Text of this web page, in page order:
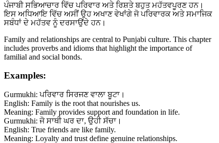
ਪੰਜਾਬੀ ਸਭਿਆਚਾਰ ਵਿੱਚ ਪਰਿਵਾਰ ਅਤੇ ਰਿਸ਼ਤੇ ਬਹੁਤ ਮਹੱਤਵਪੂਰਣ ਹਨ।
ਇਸ ਅਧਿਆਇ ਵਿੱਚ ਅਸੀਂ ਉਹ ਅਖਾਣ ਵੇਖਾਂਗੇ ਜੋ ਪਰਿਵਾਰਕ ਅਤੇ ਸਮਾਜਿਕ
ਸਬੰਧਾਂ ਦੇ ਮਹੱਤਵ ਨੂੰ ਦਰਸਾਉਂਦੇ ਹਨ।
Family and relationships are central to Punjabi culture. This chapter
includes proverbs and idioms that highlight the importance of
familial and social bonds.
Examples:
Gurmukhi: ਪਰਿਵਾਰ ਸਿਰਜਣ ਵਾਲਾ ਬੂਟਾ।
English: Family is the root that nourishes us.
Meaning: Family provides support and foundation in life.
Gurmukhi: ਜੋ ਸਾਥੀ ਘਰ ਦਾ, ਉਹੀ ਸੱਚਾ।
English: True friends are like family.
Meaning: Loyalty and trust define genuine relationships.